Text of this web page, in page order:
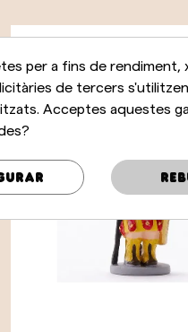
per a fins de rendiment,
de tercers
Acceptes aquestes